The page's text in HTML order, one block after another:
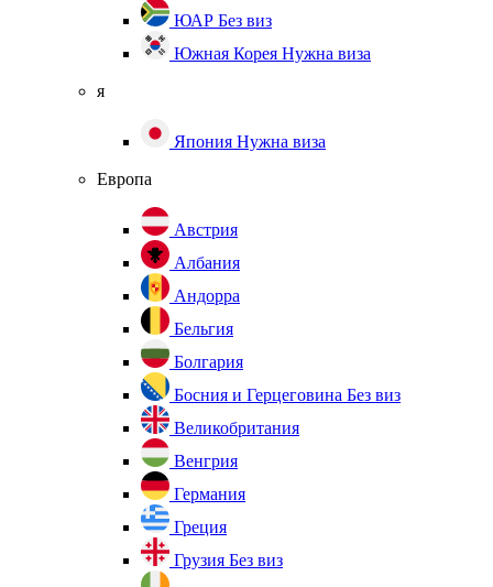
ЮАР Без виз
Южная Корея Нужна виза
я
Япония Нужна виза
Европа
Австрия
Албания
Андорра
Бельгия
Болгария
Босния и Герцеговина Без виз
Великобритания
Венгрия
Германия
Греция
Грузия Без виз